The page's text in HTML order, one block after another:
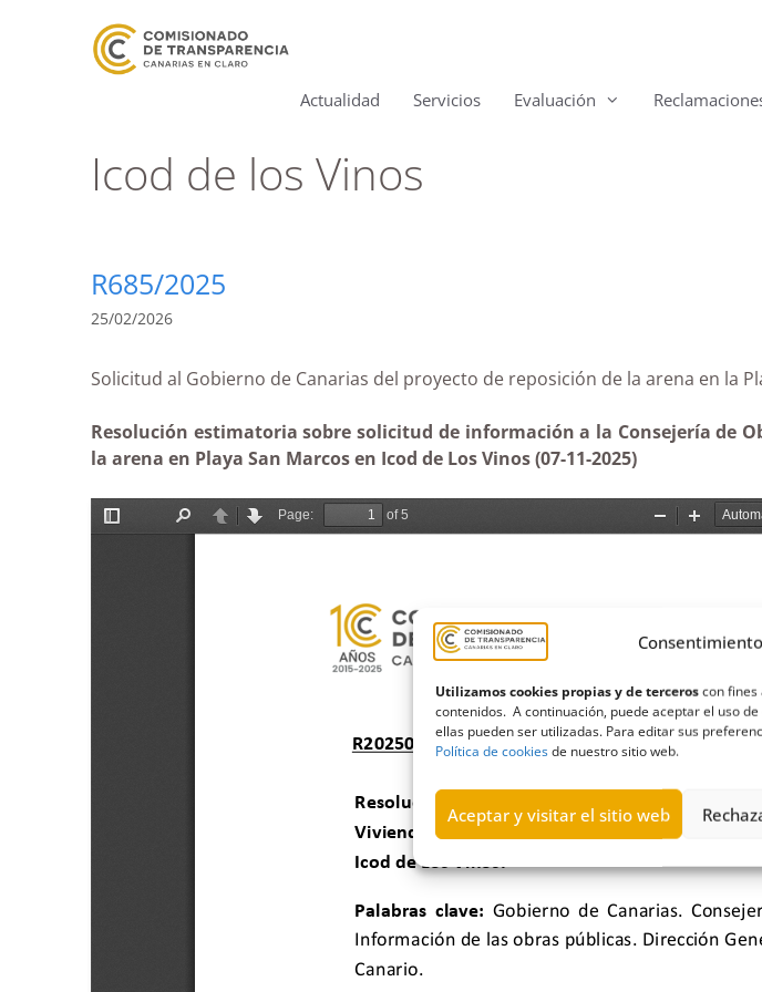
Utilizamos cookies propias y de terceroscon fines
contenidos. A continuación, puede aceptar el uso
ellas pueden ser utilizadas. Para editar sus
Política de cookiesde nuestro sitio web.
Aceptar y visitar el sitio web
Actualidad Servicios Evaluación
Icod de los Vinos
R685/2025
25/02/2026
Solicitud al Gobierno de Canarias del proyecto de reposición de la arena
Resolución estimatoria sobre solicitud de información a la Consejería de
la arena en Playa San Marcos en Icod de Los Vinos (07-11-2025)